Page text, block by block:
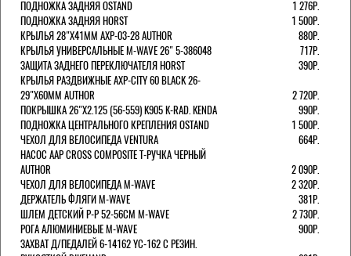
ПОДНОЖКА ЗАДНЯЯ OSTAND
1 276Р.
ПОДНОЖКА ЗАДНЯЯ HORST
1 500Р.
КРЫЛЬЯ 28"Х41ММ AXP-03-28 AUTHOR
880Р.
КРЫЛЬЯ УНИВЕРСАЛЬНЫЕ M-WAVE 26" 5-386048
717Р.
ЗАЩИТА ЗАДНЕГО ПЕРЕКЛЮЧАТЕЛЯ HORST
390Р.
КРЫЛЬЯ РАЗДВИЖНЫЕ AXP-CITY 60 BLACK 26-
29"Х60ММ AUTHOR
2 720Р.
ПОКРЫШКА 26"Х2.125 (56-559) K905 K-RAD. KENDA
990Р.
ПОДНОЖКА ЦЕНТРАЛЬНОГО КРЕПЛЕНИЯ OSTAND
1 500Р.
ЧЕХОЛ ДЛЯ ВЕЛОСИПЕДА VENTURA
664Р.
НАСОС AAP CROSS COMPOSITE Т-РУЧКА ЧЕРНЫЙ
AUTHOR
2 090Р.
ЧЕХОЛ ДЛЯ ВЕЛОСИПЕДА M-WAVE
2 320Р.
ДЕРЖАТЕЛЬ ФЛЯГИ M-WAVE
381Р.
ШЛЕМ ДЕТСКИЙ Р-Р 52-56СМ M-WAVE
2 730Р.
РОГА АЛЮМИНИЕВЫЕ M-WAVE
900Р.
ЗАХВАТ Д/ПЕДАЛЕЙ 6-14162 YC-162 С РЕЗИН.